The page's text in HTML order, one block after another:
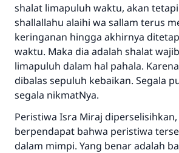
shalat limapuluh waktu, akan
shallallahu alaihi wa sallam terus
keringanan hingga akhirnya
waktu. Maka dia adalah shalat
limapuluh dalam hal pahala.
dibalas sepuluh kebaikan. Segala
segala nikmatNya.
Peristiwa Isra Miraj diperselisihkan,
berpendapat bahwa peristiwa
dalam mimpi. Yang benar adalah